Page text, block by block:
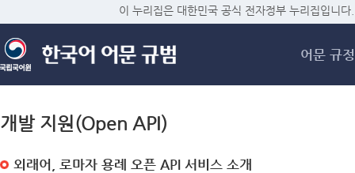
메
이 누리집은 대한민국 공식 전자정부 누리집입니다.
어문 규정
개발 지원(Open API)
외래어, 로마자 용례 오픈 API 서비스 소개